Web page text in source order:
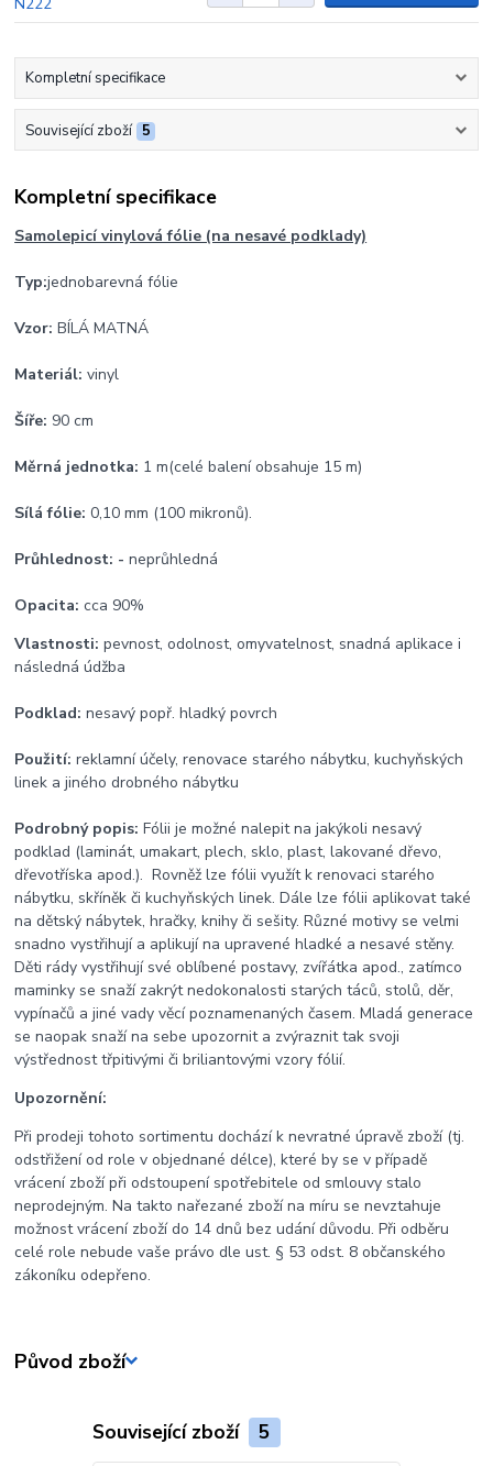
Kompletní specifikace
Související zboží 5
Kompletní specifikace
Samolepicí vinylová fólie (na nesavé podklady)
Typ:jednobarevná fólie
Vzor: BÍLÁ MATNÁ
Materiál: vinyl
Šíře: 90 cm
Měrná jednotka: 1 m(celé balení obsahuje 15 m)
Sílá fólie: 0,10 mm (100 mikronů).
Průhlednost: -neprůhledná
Opacita:cca 90%
Vlastnosti: pevnost, odolnost, omyvatelnost, snadná aplikace i
následná údžba
Podklad:nesavý popř. hladký povrch
Použití: reklamní účely, renovace starého nábytku, kuchyňských
linek a jiného drobného nábytku
Podrobný popis: Fólii je možné nalepit na jakýkoli nesavý
podklad (laminát, umakart, plech, sklo, plast, lakované dřevo,
dřevotříska apod.). Rovněž lze fólii využít k renovaci starého
nábytku, skříněk či kuchyňských linek. Dále lze fólii aplikovat také
na dětský nábytek, hračky, knihy či sešity. Různé motivy se velmi
snadno vystřihují a aplikují na upravené hladké a nesavé stěny.
Děti rády vystřihují své oblíbené postavy, zvířátka apod., zatímco
maminky se snaží zakrýt nedokonalosti starých táců, stolů, děr,
vypínačů a jiné vady věcí poznamenaných časem. Mladá generace
se naopak snaží na sebe upozornit a zvýraznit tak svoji
výstřednost třpitivými či briliantovými vzory fólií.
Upozornění:
Při prodeji tohoto sortimentu dochází k nevratné úpravě zboží (tj.
odstřižení od role v objednané délce), které by se v případě
vrácení zboží při odstoupení spotřebitele od smlouvy stalo
neprodejným. Na takto nařezané zboží na míru se nevztahuje
možnost vrácení zboží do 14 dnů bez udání důvodu. Při odběru
celé role nebude vaše právo dle ust. § 53 odst. 8 občanského
zákoníku odepřeno.
Původ zboží
Související zboží 5